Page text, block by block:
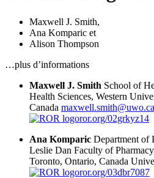
Maxwell J. Smith,
Ana Komparic et
Alison Thompson
…plus d’informations
Maxwell J. Smith School of
Health Sciences, Western
Canada maxwell.smith@uwo.ca
ror.org/02grkyz14
Ana Komparic Department of
Leslie Dan Faculty of
Toronto, Ontario, Canada
ror.org/03dbr7087